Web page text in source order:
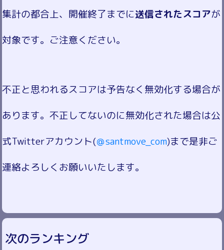
集計の都合上、開催終了までに送信されたスコアが
対象です。ご注意ください。
不正と思われるスコアは予告なく無効化する場合が
あります。不正してないのに無効化された場合は公
式Twitterアカウント(＠santmove_com)まで是非ご
連絡よろしくお願いいたします。
次のランキング